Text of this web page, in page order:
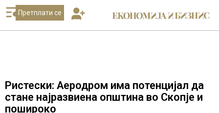
Претплати се
Ристески: Аеродром има потенцијал да
стане најразвиена општина во Скопје и
пошироко